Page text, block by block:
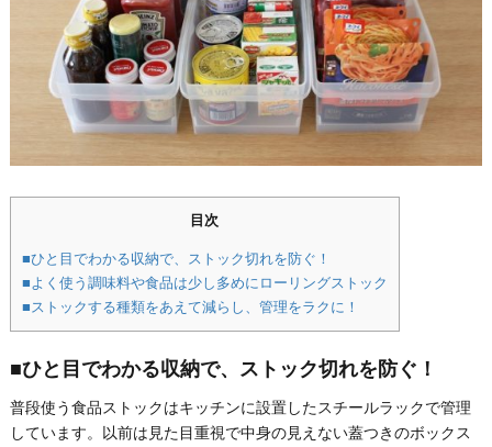
目次
■ひと目でわかる収納で、ストック切れを防ぐ！
■よく使う調味料や食品は少し多めにローリングストック
■ストックする種類をあえて減らし、管理をラクに！
■ひと目でわかる収納で、ストック切れを防ぐ！
普段使う食品ストックはキッチンに設置したスチールラックで管理
しています。以前は見た目重視で中身の見えない蓋つきのボックス